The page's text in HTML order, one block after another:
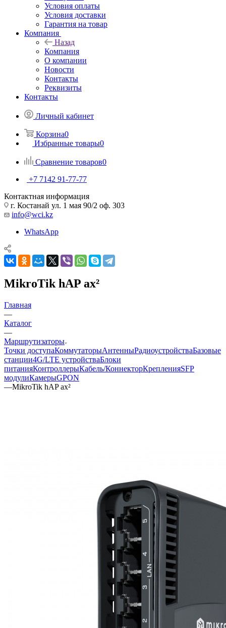
Условия оплаты
Условия доставки
Гарантия на товар
Компания
Назад
Компания
О компании
Новости
Контакты
Реквизиты
Контакты
Личный кабинет
Корзина0
Избранные товары0
Сравнение товаров0
+7 7142 91-77-77
Контактная информация
г. Костанай ул. 1 мая 90/2 оф. 303
info@wci.kz
WhatsApp
MikroTik hAP ax²
Главная
—
Каталог
—
Маршрутизаторы
Точки доступаКоммутаторыАнтенныРадиоустройстваБазовые
станции4G/LTE устройстваБлоки
питанияКонтроллерыКабель/КоннекторКрепленияSFP
модулиКамерыGPON
—MikroTik hAP ax²